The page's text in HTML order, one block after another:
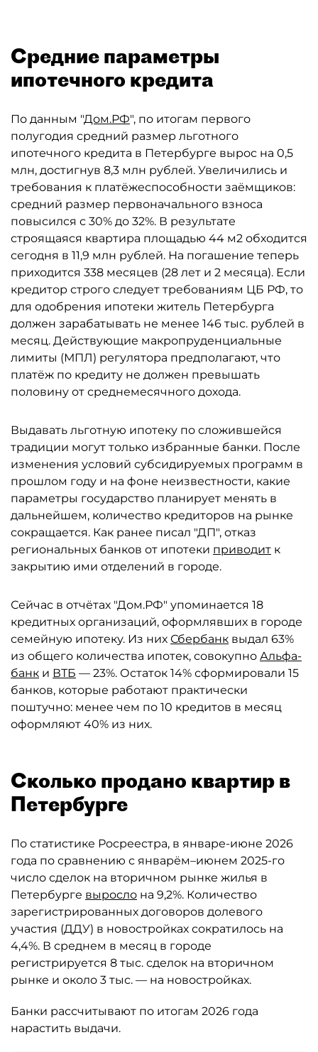
Средние параметры
ипотечного кредита
По данным "Дом.РФ", по итогам первого
полугодия средний размер льготного
ипотечного кредита в Петербурге вырос на 0,5
млн, достигнув 8,3 млн рублей. Увеличились и
требования к платёжеспособности заёмщиков:
средний размер первоначального взноса
повысился с 30% до 32%. В результате
строящаяся квартира площадью 44 м2 обходится
сегодня в 11,9 млн рублей. На погашение теперь
приходится 338 месяцев (28 лет и 2 месяца). Если
кредитор строго следует требованиям ЦБ РФ, то
для одобрения ипотеки житель Петербурга
должен зарабатывать не менее 146 тыс. рублей в
месяц. Действующие макропруденциальные
лимиты (МПЛ) регулятора предполагают, что
платёж по кредиту не должен превышать
половину от среднемесячного дохода.
Выдавать льготную ипотеку по сложившейся
традиции могут только избранные банки. После
изменения условий субсидируемых программ в
прошлом году и на фоне неизвестности, какие
параметры государство планирует менять в
дальнейшем, количество кредиторов на рынке
сокращается. Как ранее писал "ДП", отказ
региональных банков от ипотеки приводит к
закрытию ими отделений в городе.
Сейчас в отчётах "Дом.РФ" упоминается 18
кредитных организаций, оформлявших в городе
семейную ипотеку. Из них Сбербанк выдал 63%
из общего количества ипотек, совокупно Альфа-
банк и ВТБ — 23%. Остаток 14% сформировали 15
банков, которые работают практически
поштучно: менее чем по 10 кредитов в месяц
оформляют 40% из них.
Сколько продано квартир в
Петербурге
По статистике Росреестра, в январе-июне 2026
года по сравнению с январём–июнем 2025-го
число сделок на вторичном рынке жилья в
Петербурге выросло на 9,2%. Количество
зарегистрированных договоров долевого
участия (ДДУ) в новостройках сократилось на
4,4%. В среднем в месяц в городе
регистрируется 8 тыс. сделок на вторичном
рынке и около 3 тыс. — на новостройках.
Банки рассчитывают по итогам 2026 года
нарастить выдачи.